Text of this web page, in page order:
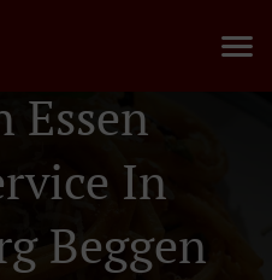
Essen
In
Beggen